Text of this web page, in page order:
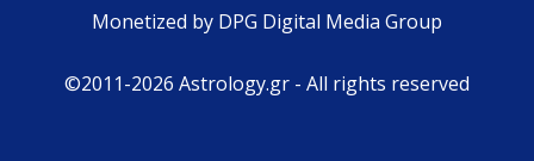
Monetized by DPG Digital Media Group
©2011-2026 Astrology.gr - All rights reserved